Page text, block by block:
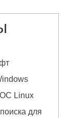
ОС Linux
для